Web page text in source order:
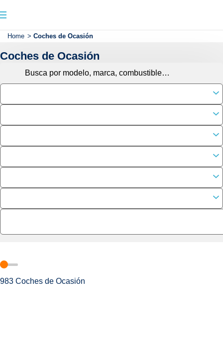
Home > Coches de Ocasión
Coches de Ocasión
983 Coches de Ocasión